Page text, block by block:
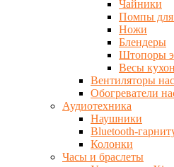
Чайники
Помпы
Ножи
Блендеры
Штопоры
Весы
Вентиляторы
Обогреватели
Аудиотехника
Наушники
Bluetooth-
Колонки
Часы и браслеты